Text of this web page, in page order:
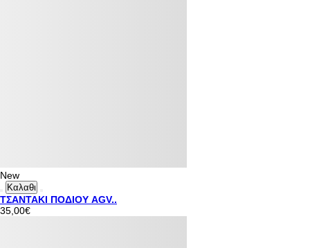
New
Καλαθι
ΤΣΑΝΤΑΚΙ ΠΟΔΙΟΥ AGV..
35,00€